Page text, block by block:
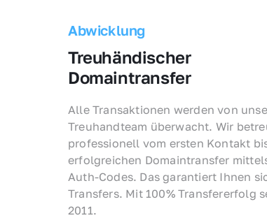
Abwicklung
Treuhändischer
Domaintransfer
Alle Transaktionen werden von
Treuhandteam überwacht. Wir
professionell vom ersten Kontakt
erfolgreichen Domaintransfer
Auth-Codes. Das garantiert Ihnen
Transfers. Mit 100% Transfererfolg
2011.